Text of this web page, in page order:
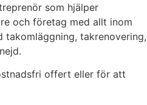
som hjälper
och företag med allt inom
takomläggning, takrenovering,
offert eller för att